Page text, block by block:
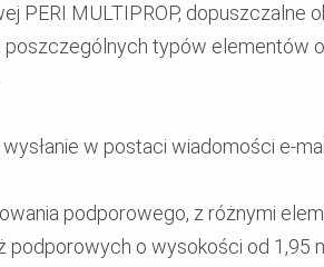
PERI MULTIPROP, dopuszczalne
poszczególnych typów elementów
w postaci wiadomości e-
podporowego, z różnymi
podporowych o wysokości od 1,95